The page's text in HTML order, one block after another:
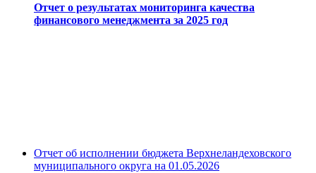
Отчет о результатах мониторинга качества
финансового менеджмента за 2025 год
Отчет об исполнении бюджета Верхнеландеховского
муниципального округа на 01.05.2026